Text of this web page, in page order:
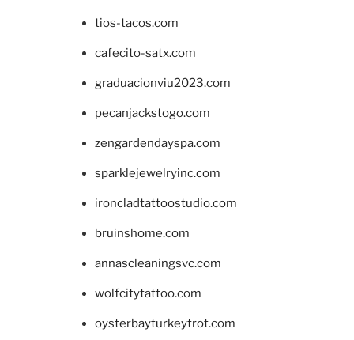
tios-tacos.com
cafecito-satx.com
graduacionviu2023.com
pecanjackstogo.com
zengardendayspa.com
sparklejewelryinc.com
ironcladtattoostudio.com
bruinshome.com
annascleaningsvc.com
wolfcitytattoo.com
oysterbayturkeytrot.com